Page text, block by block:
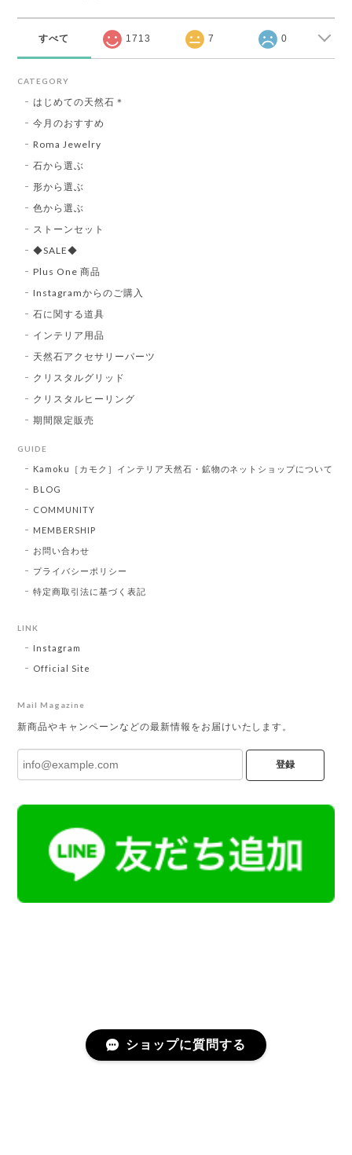
すべて 1713 7 0
CATEGORY
はじめての天然石＊
今月のおすすめ
Roma Jewelry
石から選ぶ
形から選ぶ
色から選ぶ
ストーンセット
◆SALE◆
Plus One 商品
Instagramからのご購入
石に関する道具
インテリア用品
天然石アクセサリーパーツ
クリスタルグリッド
クリスタルヒーリング
期間限定販売
GUIDE
Kamoku［カモク］インテリア天然石・鉱物のネットショップについて
BLOG
COMMUNITY
MEMBERSHIP
お問い合わせ
プライバシーポリシー
特定商取引法に基づく表記
LINK
Instagram
Official Site
Mail Magazine
新商品やキャンペーンなどの最新情報をお届けいたします。
登録
ショップに質問する